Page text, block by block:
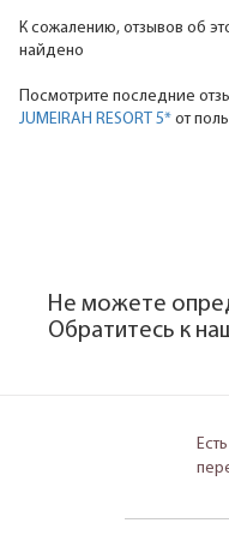
К сожалению, отзывов об
найдено
Посмотрите последние
JUMEIRAH RESORT 5* от
Не можете
Обратитесь к